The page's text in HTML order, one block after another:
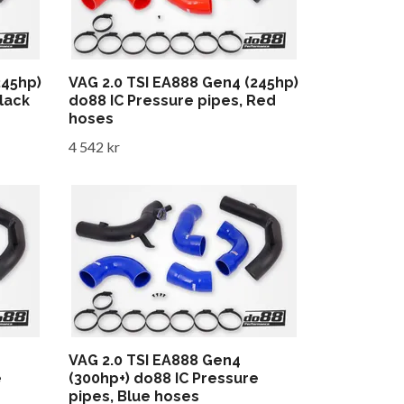
VAG 2.0 TSI EA888 Gen4 (245hp)
do88 IC Pressure pipes, Red
hoses
4 542 kr
VAG 2.0 TSI EA888 Gen4
(300hp+) do88 IC Pressure
pipes, Blue hoses